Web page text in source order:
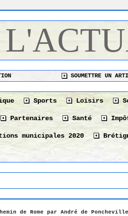
SOUMETTRE UN
Sports Loisirs
Partenaires Santé
municipales 2020
de Rome par André de Poncheville